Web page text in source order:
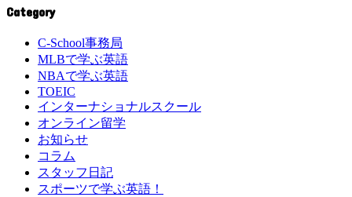
Category
C-School事務局
MLBで学ぶ英語
NBAで学ぶ英語
TOEIC
インターナショナルスクール
オンライン留学
お知らせ
コラム
スタッフ日記
スポーツで学ぶ英語！